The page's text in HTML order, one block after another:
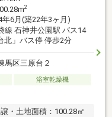
2
年6月(築22年3ヶ月)
線 石神井公園駅 バス14
北」バス停 停歩2分
馬区三原台２
浴室乾燥機
・土地面積：100.28㎡